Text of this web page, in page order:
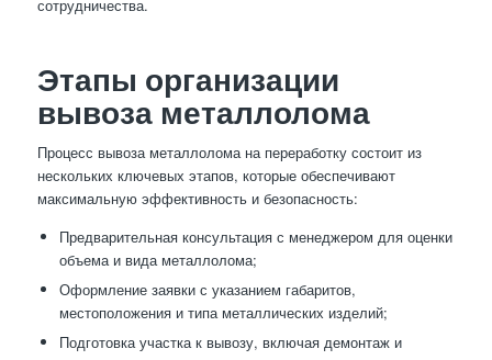
сотрудничества.
Этапы организации
вывоза металлолома
Процесс вывоза металлолома на переработку состоит из
нескольких ключевых этапов, которые обеспечивают
максимальную эффективность и безопасность:
Предварительная консультация с менеджером для оценки
объема и вида металлолома;
Оформление заявки с указанием габаритов,
местоположения и типа металлических изделий;
Подготовка участка к вывозу, включая демонтаж и